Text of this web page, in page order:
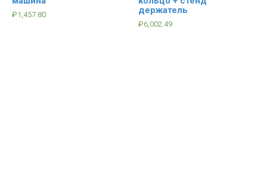
₽1,457.80
держатель
₽6,002.49